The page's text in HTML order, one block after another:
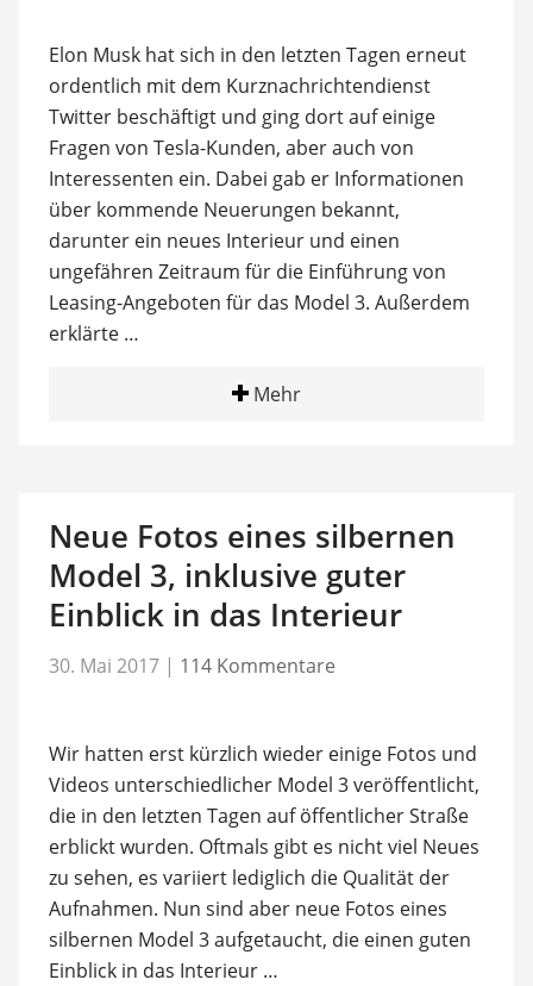
Elon Musk hat sich in den letzten Tagen erneut
ordentlich mit dem Kurznachrichtendienst
Twitter beschäftigt und ging dort auf einige
Fragen von Tesla-Kunden, aber auch von
Interessenten ein. Dabei gab er Informationen
über kommende Neuerungen bekannt,
darunter ein neues Interieur und einen
ungefähren Zeitraum für die Einführung von
Leasing-Angeboten für das Model 3. Außerdem
erklärte …
Mehr
Neue Fotos eines silbernen
Model 3, inklusive guter
Einblick in das Interieur
30. Mai 2017 | 114 Kommentare
Wir hatten erst kürzlich wieder einige Fotos und
Videos unterschiedlicher Model 3 veröffentlicht,
die in den letzten Tagen auf öffentlicher Straße
erblickt wurden. Oftmals gibt es nicht viel Neues
zu sehen, es variiert lediglich die Qualität der
Aufnahmen. Nun sind aber neue Fotos eines
silbernen Model 3 aufgetaucht, die einen guten
Einblick in das Interieur …